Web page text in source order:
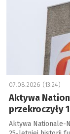
07.08.2026 (13:24)
Aktywa
przekroczyły
Aktywa Nationale-